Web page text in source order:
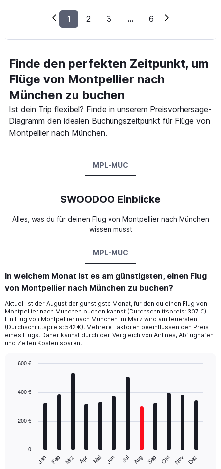
1 2 3 ... 6
Finde den perfekten Zeitpunkt, um
Flüge von Montpellier nach
München zu buchen
Ist dein Trip flexibel? Finde in unserem Preisvorhersage-
Diagramm den idealen Buchungszeitpunkt für Flüge von
Montpellier nach München.
MPL-MUC
SWOODOO Einblicke
Alles, was du für deinen Flug von Montpellier nach München
wissen musst
MPL-MUC
In welchem Monat ist es am günstigsten, einen Flug
von Montpellier nach München zu buchen?
Aktuell ist der August der günstigste Monat, für den du einen Flug von
Montpellier nach München buchen kannst (Durchschnittspreis: 307 €).
Ein Flug von Montpellier nach München im März wird am teuersten
(Durchschnittspreis: 542 €). Mehrere Faktoren beeinflussen den Preis
eines Flugs. Daher kannst durch den Vergleich von Airlines, Abflughäfen
und Zeiten Kosten sparen.
with
The
Jan Feb Mrz Apr Mai Jun Jul Aug Sep Okt Nov Dez
0
200 €
400 €
600 €